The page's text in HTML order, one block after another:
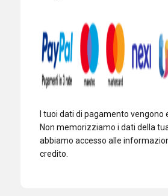
ANALIZZATORE
quantità
I tuoi dati di pagamento vengono
Non memorizziamo i dati della
abbiamo accesso alle
credito.